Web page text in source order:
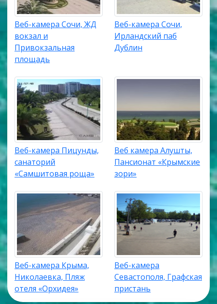
Веб-камера Сочи, ЖД
вокзал и
Привокзальная
площадь
Веб-камера Сочи,
Ирландский паб
Дублин
Веб-камера Пицунды,
санаторий
«Самшитовая роща»
Веб камера Алушты,
Пансионат «Крымские
зори»
Веб-камера Крыма,
Николаевка, Пляж
отеля «Орхидея»
Веб-камера
Севастополя, Графская
пристань